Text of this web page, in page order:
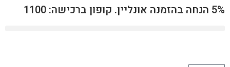
5% הנחה בהזמנה אונליין. קופון ברכישה: 1100